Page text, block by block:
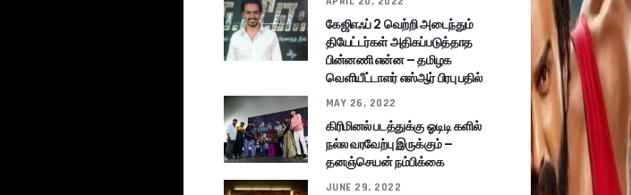
கேஜிஎஃப் 2 வெற்றி அடைந்தும்
தியேட்டர்கள் அதிகப்படுத்தாத
பின்னணி என்ன – தமிழக
வெளியீட்டாளர் எஸ்ஆர் பிரபு பதில்
MAY 26, 2022
கிரிமினல் படத்துக்கு ஓடிடி களில்
நல்ல வரவேற்பு இருக்கும் –
தனஞ்செயன் நம்பிக்கை
JUNE 29, 2022